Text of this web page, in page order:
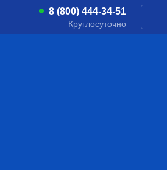
8 (800) 444-34-51
Круглосуточно